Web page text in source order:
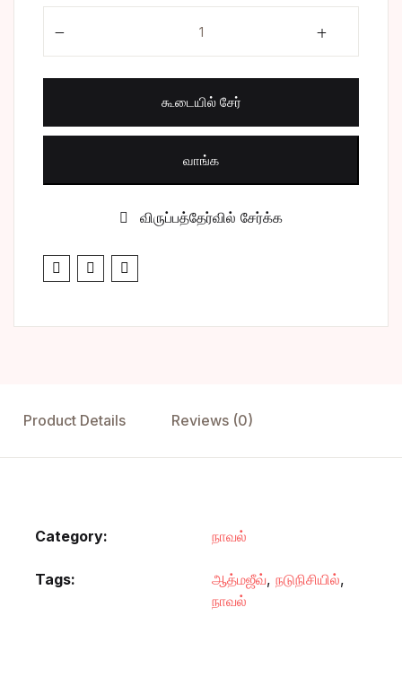
சிறுகதை
கூடையில் சேர்
வாங்க
விருப்பத்தேர்வில் சேர்க்க
Product Details Reviews (0)
Category: நாவல்
Tags: ஆத்மஜீவ், நடுநிசியில்,
நாவல்